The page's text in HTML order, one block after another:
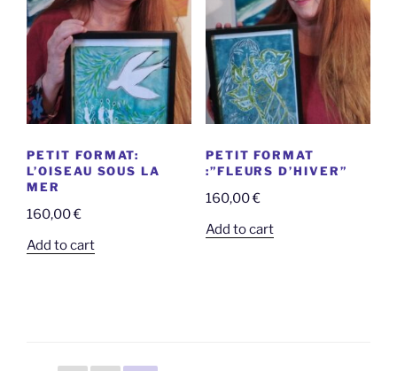
PETIT FORMAT:
L’OISEAU SOUS LA
MER
160,00€
Add to cart
PETIT FORMAT
:”FLEURS D’HIVER”
160,00€
Add to cart